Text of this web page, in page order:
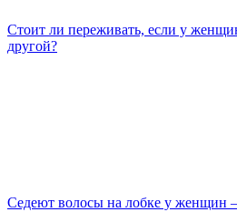
Стоит ли переживать, если у
другой?
Седеют волосы на лобке у женщин –